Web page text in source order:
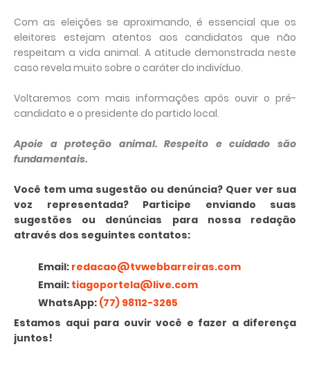
Com as eleições se aproximando, é essencial que os
eleitores estejam atentos aos candidatos que não
respeitam a vida animal. A atitude demonstrada neste
caso revela muito sobre o caráter do indivíduo.
Voltaremos com mais informações após ouvir o pré-
candidato e o presidente do partido local.
Apoie a proteção animal. Respeito e cuidado são
fundamentais.
Você tem uma sugestão ou denúncia? Quer ver sua
voz representada? Participe enviando suas
sugestões ou denúncias para nossa redação
através dos seguintes contatos:
Email: redacao@tvwebbarreiras.com
Email: tiagoportela@live.com
WhatsApp: (77) 98112-3265
Estamos aqui para ouvir você e fazer a diferença
juntos!